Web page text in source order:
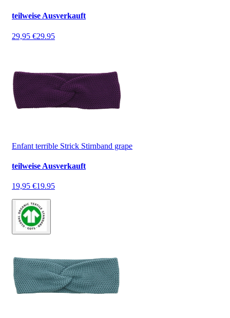
teilweise Ausverkauft
29,95 €29.95
Enfant terrible Strick Stirnband grape
teilweise Ausverkauft
19,95 €19.95